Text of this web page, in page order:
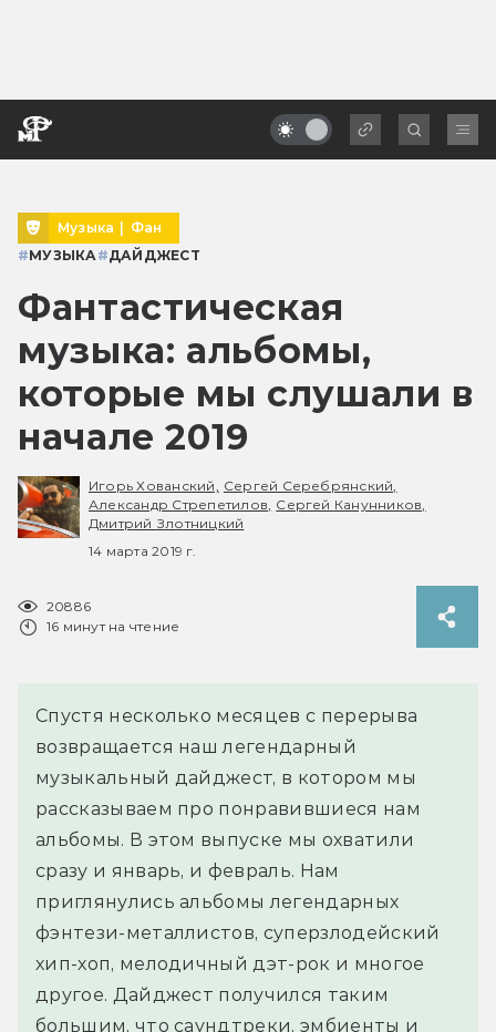
Музыка | Фан
#МУЗЫКА #ДАЙДЖЕСТ
Фантастическая
музыка: альбомы,
которые мы слушали в
начале 2019
Игорь Хованский,
Сергей Серебрянский,
Александр Стрепетилов, Сергей Канунников,
Дмитрий Злотницкий
14 марта 2019 г.
20886
16 минут на чтение
Спустя несколько месяцев с перерыва
возвращается наш легендарный
музыкальный дайджест, в котором мы
рассказываем про понравившиеся нам
альбомы. В этом выпуске мы охватили
сразу и январь, и февраль. Нам
приглянулись альбомы легендарных
фэнтези-металлистов, суперзлодейский
хип-хоп, мелодичный дэт-рок и многое
другое. Дайджест получился таким
большим, что саундтреки, эмбиенты и